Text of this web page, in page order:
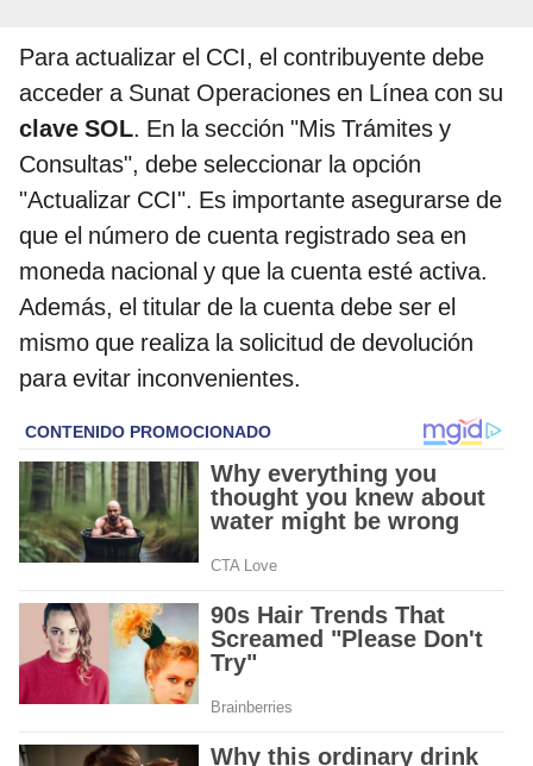
Para actualizar el CCI, el contribuyente debe
acceder a Sunat Operaciones en Línea con su
clave SOL. En la sección "Mis Trámites y
Consultas", debe seleccionar la opción
"Actualizar CCI". Es importante asegurarse de
que el número de cuenta registrado sea en
moneda nacional y que la cuenta esté activa.
Además, el titular de la cuenta debe ser el
mismo que realiza la solicitud de devolución
para evitar inconvenientes.